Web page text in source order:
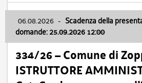
06.08.2026 - Scadenza della
domande: 25.09.2026 12:00
334/26 – Comune di
ISTRUTTORE